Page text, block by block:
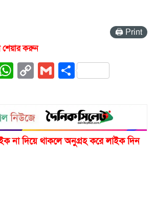
🖨 Print
শেয়ার করুন
WhatsApp
CopyGmailShare
না দিয়ে থাকলে অনুগ্রহ করে লাইক দিন